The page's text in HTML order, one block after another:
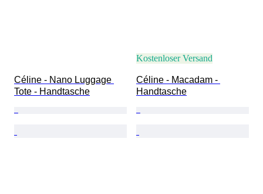
Céline - Nano Luggage
Tote - Handtasche
Kostenloser Versand
Céline - Macadam -
Handtasche